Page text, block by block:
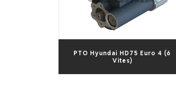
+90 332 236 01 80
PTO Hyundai HD75 Euro 4 (6
Vites)